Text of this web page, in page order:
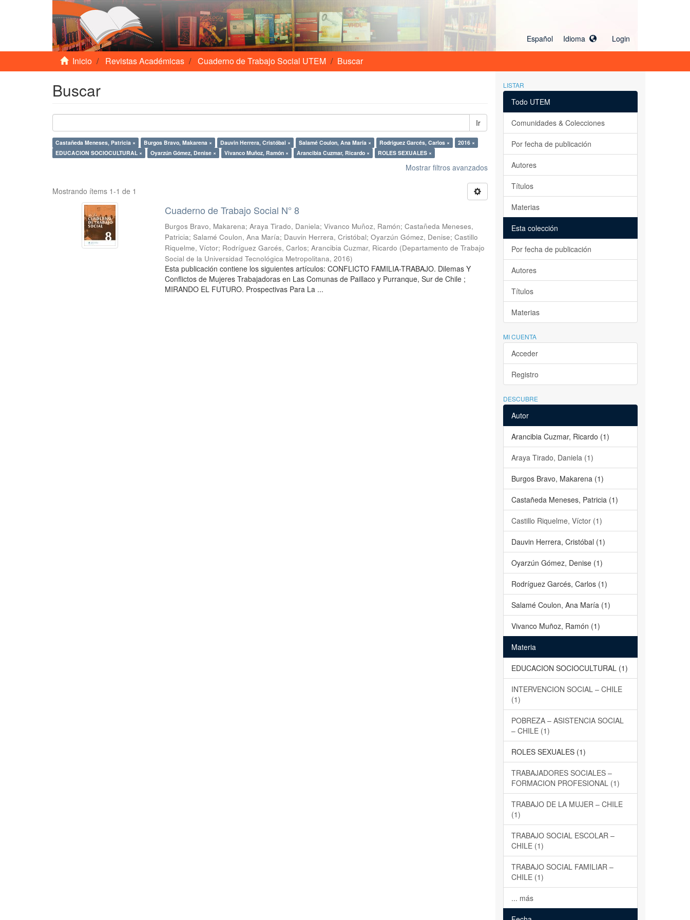
Español Idioma Login
Inicio Revistas Académicas Cuaderno de Trabajo Social UTEM Buscar
Buscar
Ir
Castañeda Meneses, Patricia × Burgos Bravo, Makarena × Dauvin Herrera, Cristóbal × Salamé Coulon, Ana María × Rodríguez Garcés, Carlos ×
2016 ×
EDUCACION SOCIOCULTURAL ×
Oyarzún Gómez, Denise × Vivanco Muñoz, Ramón × Arancibia Cuzmar, Ricardo × ROLES SEXUALES ×
Mostrar filtros avanzados
Mostrando ítems 1-1 de 1
Cuaderno de Trabajo Social N° 8
Burgos Bravo, Makarena;Araya Tirado, Daniela;Vivanco Muñoz, Ramón;Castañeda Meneses,
Patricia;Salamé Coulon, Ana María; Dauvin Herrera, Cristóbal;Oyarzún Gómez, Denise;Castillo
Riquelme, Víctor; Rodríguez Garcés, Carlos;Arancibia Cuzmar, Ricardo (Departamento de Trabajo
Social de la Universidad Tecnológica Metropolitana,2016)
Esta publicación contiene los siguientes artículos: CONFLICTO FAMILIA-TRABAJO. Dilemas Y
Conflictos de Mujeres Trabajadoras en Las Comunas de Paillaco y Purranque, Sur de Chile ;
MIRANDO EL FUTURO. Prospectivas Para La ...
LISTAR
Todo UTEM
Comunidades & Colecciones
Por fecha de publicación
Autores
Títulos
Materias
Esta colección
Por fecha de publicación
Autores
Títulos
Materias
MI CUENTA
Acceder
Registro
DESCUBRE
Autor
Arancibia Cuzmar, Ricardo (1)
Araya Tirado, Daniela (1)
Burgos Bravo, Makarena (1)
Castañeda Meneses, Patricia (1)
Castillo Riquelme, Víctor (1)
Dauvin Herrera, Cristóbal (1)
Oyarzún Gómez, Denise (1)
Rodríguez Garcés, Carlos (1)
Salamé Coulon, Ana María (1)
Vivanco Muñoz, Ramón (1)
Materia
EDUCACION SOCIOCULTURAL (1)
INTERVENCION SOCIAL – CHILE
(1)
POBREZA – ASISTENCIA SOCIAL
– CHILE (1)
ROLES SEXUALES (1)
TRABAJADORES SOCIALES –
FORMACION PROFESIONAL (1)
TRABAJO DE LA MUJER – CHILE
(1)
TRABAJO SOCIAL ESCOLAR –
CHILE (1)
TRABAJO SOCIAL FAMILIAR –
CHILE (1)
... más